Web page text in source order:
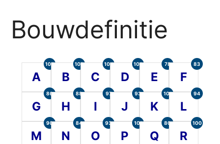
Bouwdefinitie
A
105
B
107
C
104
D
100
E
78
F
83
G
86
H
88
I
97
J
93
K
101
L
94
M
90
N
84
O
93
P
101
Q
80
R
100